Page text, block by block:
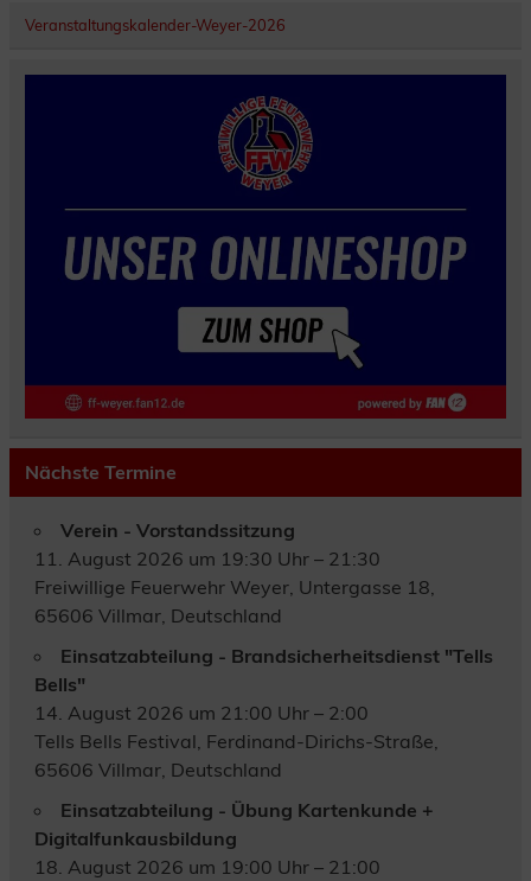
Veranstaltungskalender-Weyer-2026
Nächste Termine
Verein - Vorstandssitzung
11. August 2026 um 19:30 Uhr – 21:30
Freiwillige Feuerwehr Weyer, Untergasse 18,
65606 Villmar, Deutschland
Einsatzabteilung - Brandsicherheitsdienst "Tells
Bells"
14. August 2026 um 21:00 Uhr – 2:00
Tells Bells Festival, Ferdinand-Dirichs-Straße,
65606 Villmar, Deutschland
Einsatzabteilung - Übung Kartenkunde +
Digitalfunkausbildung
18. August 2026 um 19:00 Uhr – 21:00